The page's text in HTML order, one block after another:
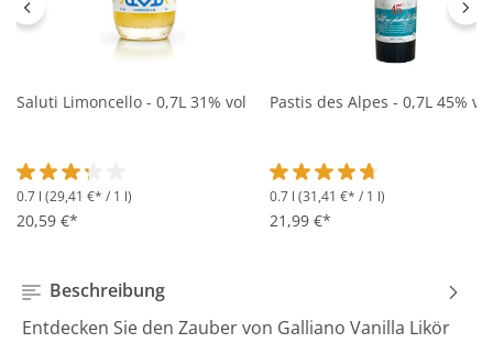
Saluti Limoncello - 0,7L 31% vol
Durchschnittliche Bewertung von 3.2 von 5 Sternen
0.7 l (29,41 €* / 1 l)
20,59 €*
Pastis des Alpes - 0,7L 45% vol
Durchschnittliche
0.7 l (31,41 €* / 1 l)
21,99 €*
Beschreibung
Entdecken Sie den Zauber von Galliano Vanilla Likör